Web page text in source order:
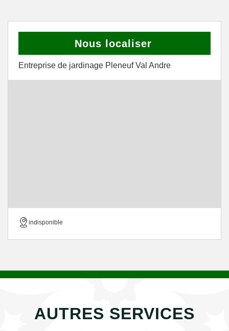
Nous localiser
Entreprise de jardinage Pleneuf Val Andre
indisponible
AUTRES SERVICES